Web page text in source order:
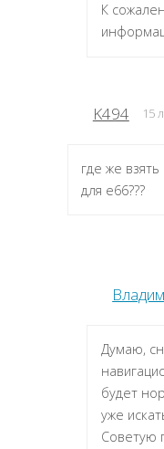
К
K494 15
где же
для е66???
Думаю,
будет
уже
Советую